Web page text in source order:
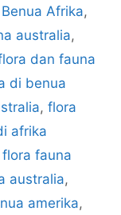
Afrika,
australia,
dan fauna
di benua
, flora
afrika
flora fauna
australia,
amerika,